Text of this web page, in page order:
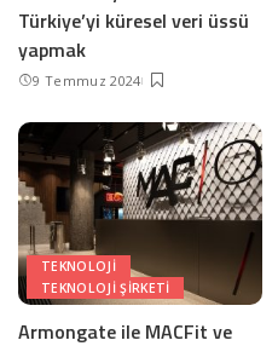
Türkiye’yi küresel veri üssü
yapmak
9 Temmuz 2024
TEKNOLOJI
TEKNOLOJI ŞIRKETI
Armongate ile MACFit ve